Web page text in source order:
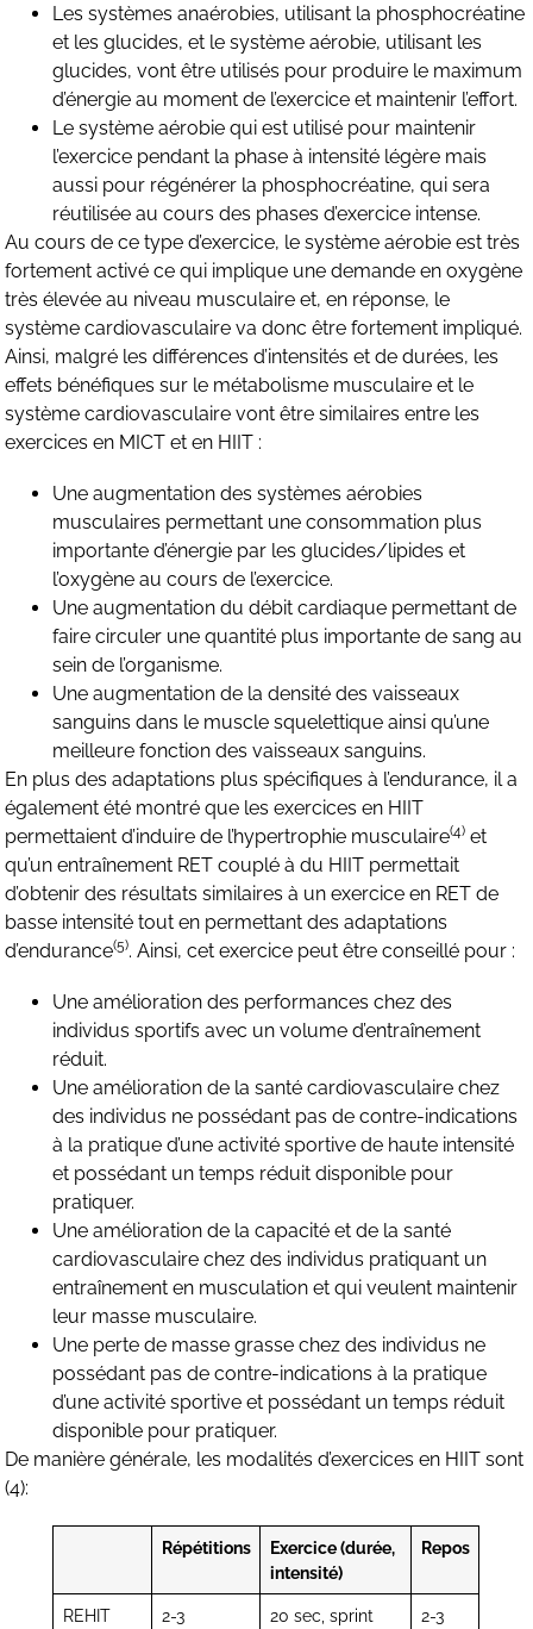
Les systèmes anaérobies, utilisant la phosphocréatine
et les glucides, et le système aérobie, utilisant les
glucides, vont être utilisés pour produire le maximum
d’énergie au moment de l’exercice et maintenir l’effort.
Le système aérobie qui est utilisé pour maintenir
l’exercice pendant la phase à intensité légère mais
aussi pour régénérer la phosphocréatine, qui sera
réutilisée au cours des phases d’exercice intense.
Au cours de ce type d’exercice, le système aérobie est très
fortement activé ce qui implique une demande en oxygène
très élevée au niveau musculaire et, en réponse, le
système cardiovasculaire va donc être fortement impliqué.
Ainsi, malgré les différences d’intensités et de durées, les
effets bénéfiques sur le métabolisme musculaire et le
système cardiovasculaire vont être similaires entre les
exercices en MICT et en HIIT :
Une augmentation des systèmes aérobies
musculaires permettant une consommation plus
importante d’énergie par les glucides/lipides et
l’oxygène au cours de l’exercice.
Une augmentation du débit cardiaque permettant de
faire circuler une quantité plus importante de sang au
sein de l’organisme.
Une augmentation de la densité des vaisseaux
sanguins dans le muscle squelettique ainsi qu’une
meilleure fonction des vaisseaux sanguins.
En plus des adaptations plus spécifiques à l’endurance, il a
également été montré que les exercices en HIIT
permettaient d’induire de l’hypertrophie musculaire(4) et
qu’un entraînement RET couplé à du HIIT permettait
d’obtenir des résultats similaires à un exercice en RET de
basse intensité tout en permettant des adaptations
d’endurance(5). Ainsi, cet exercice peut être conseillé pour :
Une amélioration des performances chez des
individus sportifs avec un volume d’entraînement
réduit.
Une amélioration de la santé cardiovasculaire chez
des individus ne possédant pas de contre-indications
à la pratique d’une activité sportive de haute intensité
et possédant un temps réduit disponible pour
pratiquer.
Une amélioration de la capacité et de la santé
cardiovasculaire chez des individus pratiquant un
entraînement en musculation et qui veulent maintenir
leur masse musculaire.
Une perte de masse grasse chez des individus ne
possédant pas de contre-indications à la pratique
d’une activité sportive et possédant un temps réduit
disponible pour pratiquer.
De manière générale, les modalités d’exercices en HIIT sont
(4):
Répétitions
Exercice (durée,
intensité)
Repos
REHIT 2-3
20 sec, sprint
2-3